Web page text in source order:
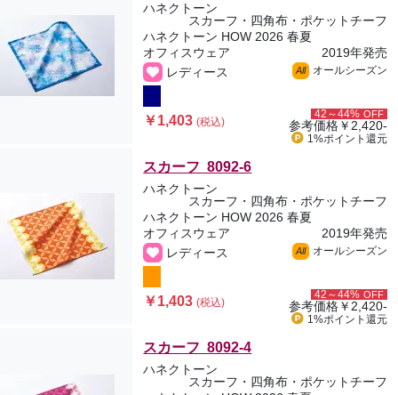
ハネクトーン
スカーフ・四角布・ポケットチーフ
ハネクトーン HOW 2026 春夏
オフィスウェア
2019年発売
レディース
All オールシーズン
￥1,403(税込)
42～44% OFF
参考価格￥2,420-
1%ポイント 還元
スカーフ 8092-6
ハネクトーン
スカーフ・四角布・ポケットチーフ
ハネクトーン HOW 2026 春夏
オフィスウェア
2019年発売
レディース
All オールシーズン
￥1,403(税込)
42～44% OFF
参考価格￥2,420-
1%ポイント 還元
スカーフ 8092-4
ハネクトーン
スカーフ・四角布・ポケットチーフ